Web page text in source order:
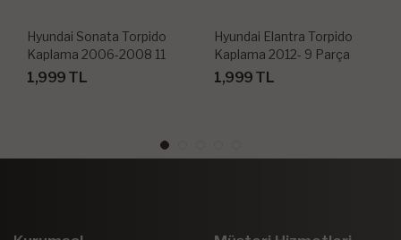
Hyundai Sonata Torpido
Kaplama 2006-2008 11
Parça
1,999 TL
Hyundai Elantra Torpido
Kaplama 2012- 9 Parça
1,999 TL